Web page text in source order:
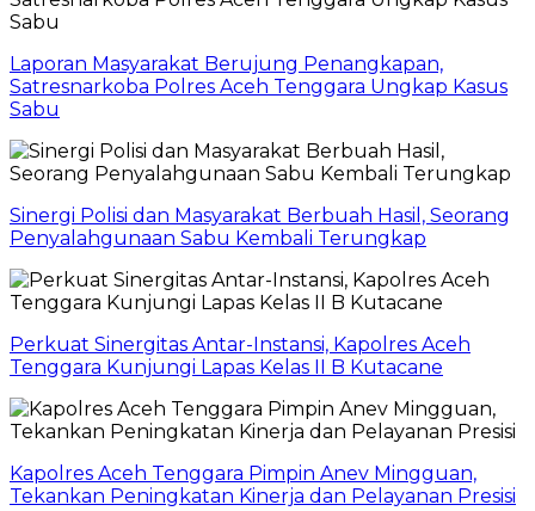
Laporan Masyarakat Berujung Penangkapan,
Satresnarkoba Polres Aceh Tenggara Ungkap Kasus
Sabu
Sinergi Polisi dan Masyarakat Berbuah Hasil, Seorang
Penyalahgunaan Sabu Kembali Terungkap
Perkuat Sinergitas Antar-Instansi, Kapolres Aceh
Tenggara Kunjungi Lapas Kelas II B Kutacane
Kapolres Aceh Tenggara Pimpin Anev Mingguan,
Tekankan Peningkatan Kinerja dan Pelayanan Presisi